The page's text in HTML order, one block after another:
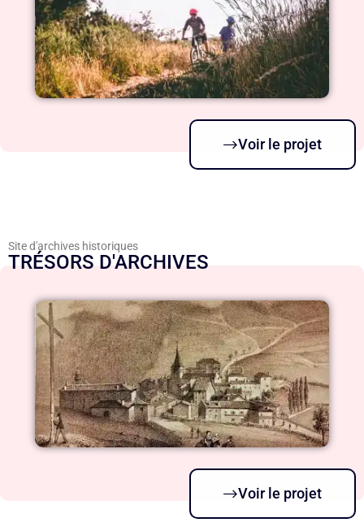
Voir le projet
Site d'archives historiques
TRÉSORS D'ARCHIVES
Voir le projet